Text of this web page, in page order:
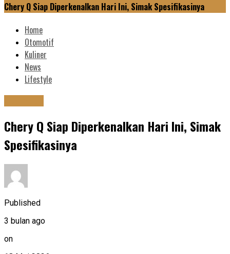
Chery Q Siap Diperkenalkan Hari Ini, Simak Spesifikasinya
Home
Otomotif
Kuliner
News
Lifestyle
Chery Q Siap Diperkenalkan Hari Ini, Simak
Spesifikasinya
Published
3 bulan ago
on